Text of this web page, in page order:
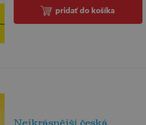
pridať do košíka